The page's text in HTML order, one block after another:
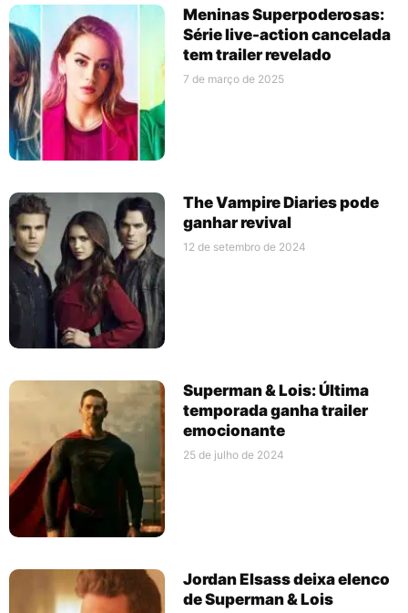
Meninas Superpoderosas:
Série live-action cancelada
tem trailer revelado
7 de março de 2025
The Vampire Diaries pode
ganhar revival
12 de setembro de 2024
Superman & Lois: Última
temporada ganha trailer
emocionante
25 de julho de 2024
Jordan Elsass deixa elenco
de Superman & Lois